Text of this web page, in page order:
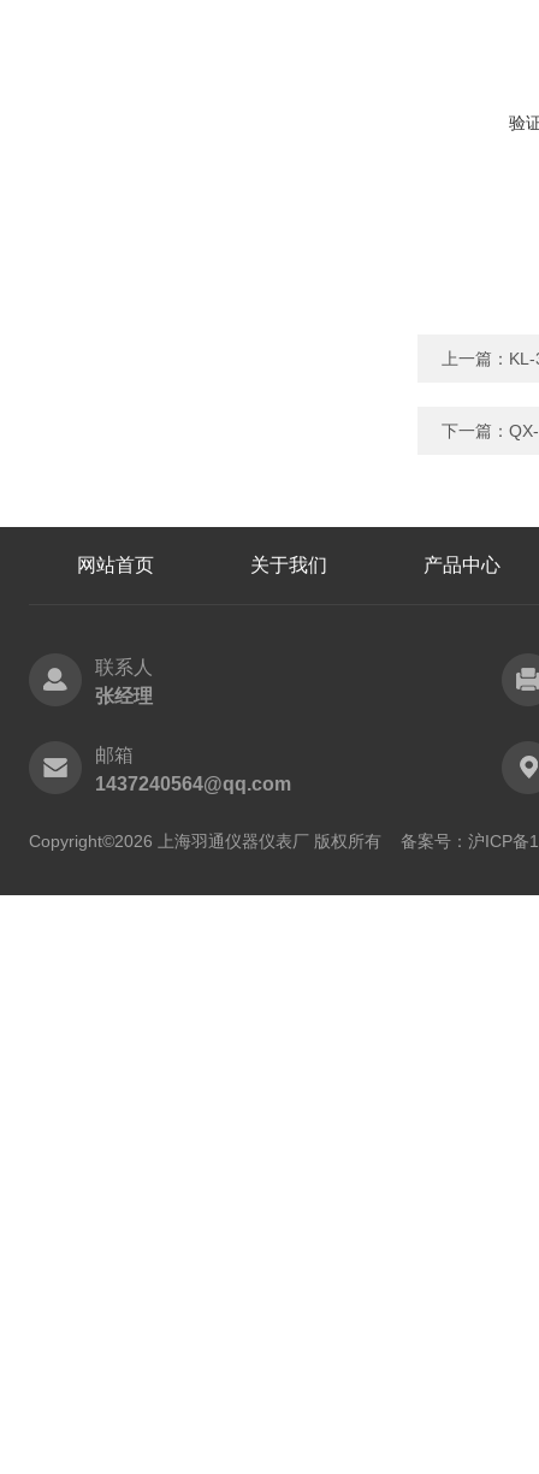
验
上一篇：
下一篇：
网站首页 关于我们 产品中心
联系人
张经理
邮箱
1437240564@qq.com
Copyright©2026 上海羽通仪器仪表厂 版权所有 备案号：沪ICP备